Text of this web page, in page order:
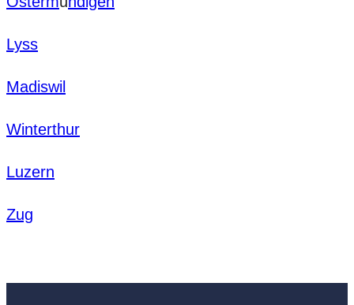
Lyss
Madiswil
Winterthur
Luzern
Zug